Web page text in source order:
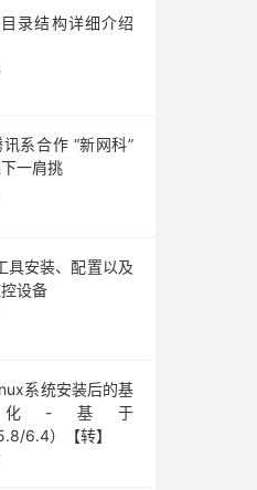
录结构详细介绍
系合作 “新网科”
一肩挑
具安装、配置以及
设备
系统安装后的基
-基于
6.4）【转】